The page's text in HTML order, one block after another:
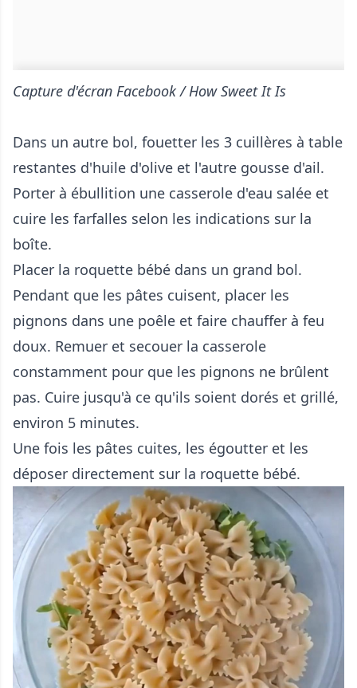
Capture d'écran Facebook / How Sweet It Is
Dans un autre bol, fouetter les 3 cuillères à table
restantes d'huile d'olive et l'autre gousse d'ail.
Porter à ébullition une casserole d'eau salée et
cuire les farfalles selon les indications sur la
boîte.
Placer la roquette bébé dans un grand bol.
Pendant que les pâtes cuisent, placer les
pignons dans une poêle et faire chauffer à feu
doux. Remuer et secouer la casserole
constamment pour que les pignons ne brûlent
pas. Cuire jusqu'à ce qu'ils soient dorés et grillé,
environ 5 minutes.
Une fois les pâtes cuites, les égoutter et les
déposer directement sur la roquette bébé.